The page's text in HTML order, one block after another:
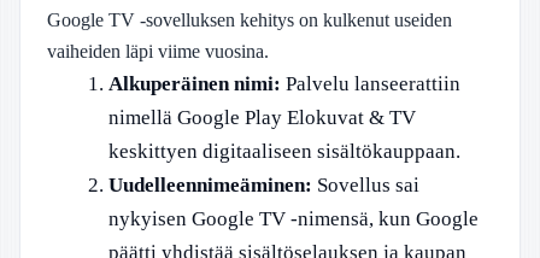
Google TV -sovelluksen kehitys on kulkenut useiden
vaiheiden läpi viime vuosina.
Alkuperäinen nimi: Palvelu lanseerattiin
nimellä Google Play Elokuvat & TV
keskittyen digitaaliseen sisältökauppaan.
Uudelleennimeäminen: Sovellus sai
nykyisen Google TV -nimensä, kun Google
päätti yhdistää sisältöselauksen ja kaupan